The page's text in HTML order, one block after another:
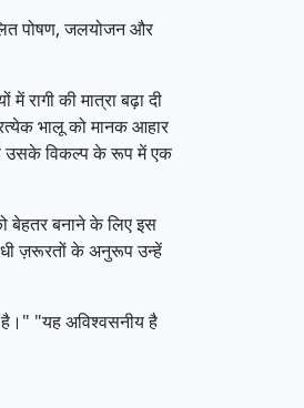
पोषण, जलयोजन और
रागी की मात्रा बढ़ा दी
भालू को मानक आहार
उसके विकल्प के रूप में एक
बेहतर बनाने के लिए इस
ज़रूरतों के अनुरूप उन्हें
है।" "यह अविश्वसनीय है